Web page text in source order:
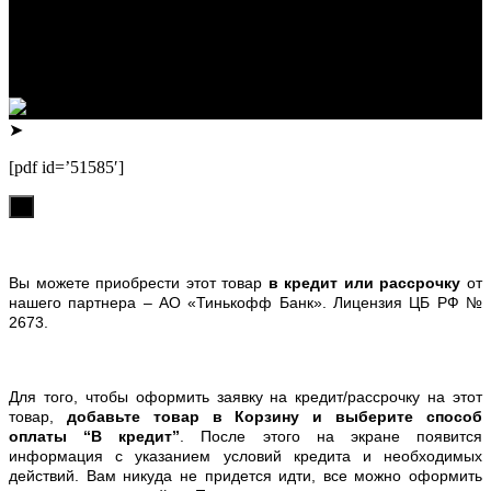
➤
[pdf id=’51585′]
Вы можете приобрести этот товар в кредит или рассрочку от
нашего партнера – АО «Тинькофф Банк». Лицензия ЦБ РФ №
2673.
Для того, чтобы оформить заявку на кредит/рассрочку на этот
товар, добавьте товар в Корзину и выберите способ
оплаты “В кредит” . После этого на экране появится
информация с указанием условий кредита и необходимых
действий. Вам никуда не придется идти, все можно оформить